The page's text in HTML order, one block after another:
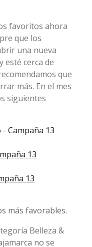
favoritos ahora
que los
una nueva
esté cerca de
que
más. En el mes
siguientes
Campaña 13
13
13
más favorables.
Belleza &
no se